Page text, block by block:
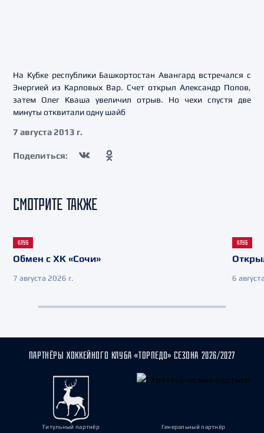
На Кубке республики Башкортостан Авангард встречался с
Энергией из Карловых Вар. Счет открыл Александр Попов,
затем Олег Кваша увеличил отрыв. Но чехи спустя две
минуты отквитали одну шайб
7 августа 2013 г.
Поделиться:
СМОТРИТЕ ТАКЖЕ
КЛУБ
Обмен с ХК «Сочи»
7 августа 2026 г.
КЛУБ
6
ПАРТНЁРЫ ХОККЕЙНОГО КЛУБА «ТОРПЕДО» СЕЗОНА 2026/2027
Титульный партнёр Генеральный партнёр